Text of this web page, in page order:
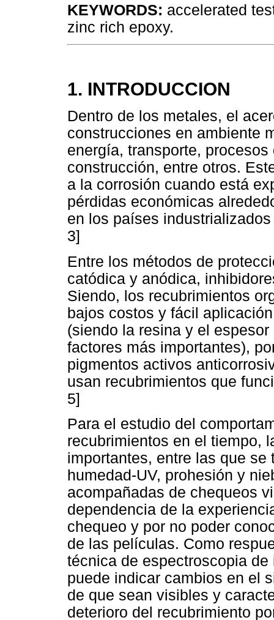
KEYWORDS: accelerated
zinc rich epoxy.
1. INTRODUCCION
Dentro de los metales, el
construcciones en ambiente
energía, transporte,
construcción, entre otros.
a la corrosión cuando está
pérdidas económicas
en los países
3]
Entre los métodos de
catódica y anódica,
Siendo, los recubrimientos
bajos costos y fácil
(siendo la resina y el
factores más importantes),
pigmentos activos
usan recubrimientos que
5]
Para el estudio del
recubrimientos en el tiempo,
importantes, entre las que
humedad-UV, prohesión y
acompañadas de chequeos
dependencia de la
chequeo y por no poder
de las películas. Como
técnica de espectroscopia
puede indicar cambios en el
de que sean visibles y
deterioro del recubrimiento